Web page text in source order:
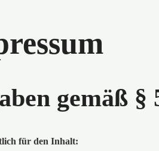
gemäß §
für den Inhalt: